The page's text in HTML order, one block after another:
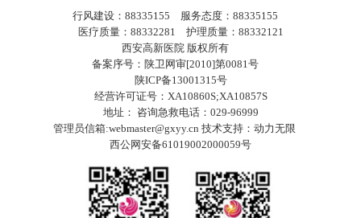
行风建设：88335155 服务态度：88335155
医疗质量：88332281 护理质量：88332121
西安高新医院 版权所有
备案序号：陕卫网审[2010]第0081号
陕ICP备13001315号
经营许可证号：XA10860S;XA10857S
地址： 咨询急救电话：029-96999
管理员信箱:webmaster@gxyy.cn 技术支持： 动力无限
西公网安备61019002000059号